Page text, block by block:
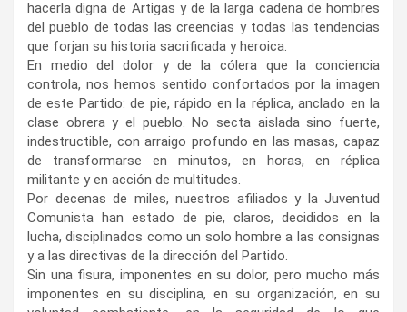
hacerla digna de Artigas y de la larga cadena de hombres
del pueblo de todas las creencias y todas las tendencias
que forjan su historia sacrificada y heroica.
En medio del dolor y de la cólera que la conciencia
controla, nos hemos sentido confortados por la imagen
de este Partido: de pie, rápido en la réplica, anclado en la
clase obrera y el pueblo. No secta aislada sino fuerte,
indestructible, con arraigo profundo en las masas, capaz
de transformarse en minutos, en horas, en réplica
militante y en acción de multitudes.
Por decenas de miles, nuestros afiliados y la Juventud
Comunista han estado de pie, claros, decididos en la
lucha, disciplinados como un solo hombre a las consignas
y a las directivas de la dirección del Partido.
Sin una fisura, imponentes en su dolor, pero mucho más
imponentes en su disciplina, en su organización, en su